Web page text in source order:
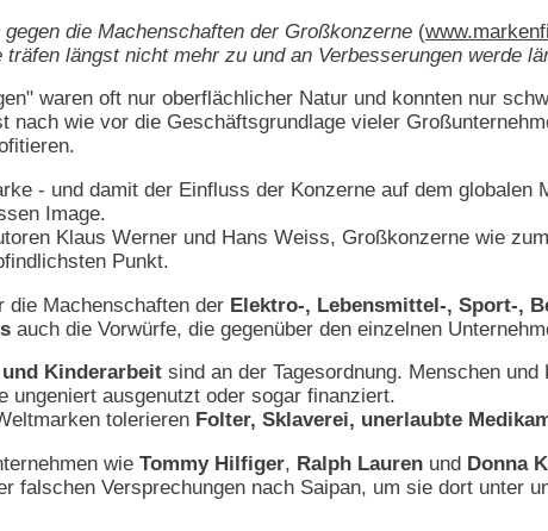
die Machenschaften der Großkonzerne (
träfen längst nicht mehr zu und an Verbesserungen werde
waren oft nur oberflächlicher Natur und konnten nur
nach wie vor die Geschäftsgrundlage vieler
- und damit der Einfluss der Konzerne auf dem
Image.
Klaus Werner und Hans Weiss, Großkonzerne wie
Punkt.
die Machenschaften der Elektro-, Lebensmittel-, Sport-,
auch die Vorwürfe, die gegenüber den einzelnen
Kinderarbeit sind an der Tagesordnung. Menschen
ungeniert ausgenutzt oder sogar finanziert.
tolerieren Folter, Sklaverei, unerlaubte
wie Tommy Hilfiger, Ralph Lauren und Donna
falschen Versprechungen nach Saipan, um sie dort unter